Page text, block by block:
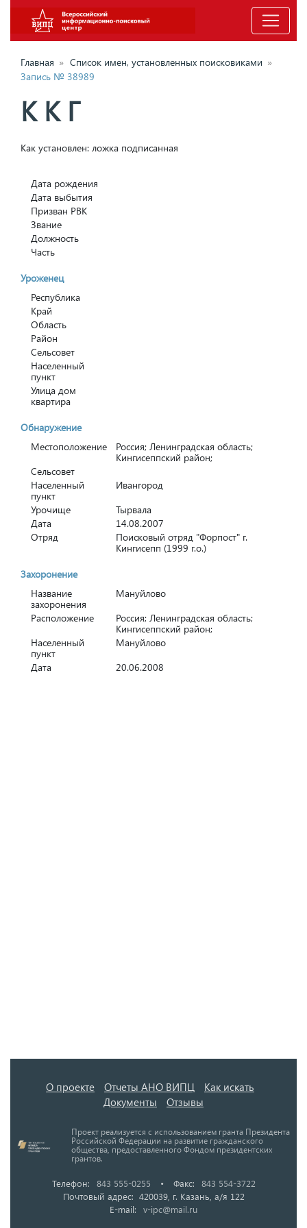
Главная » Список имен, установленных поисковиками »
Запись № 38989
К К Г
Как установлен: ложка подписанная
Дата рождения
Дата выбытия
Призван РВК
Звание
Должность
Часть
Уроженец
Республика
Край
Область
Район
Сельсовет
Населенный
пункт
Улица дом
квартира
Обнаружение
Местоположение
Россия; Ленинградская область;
Кингисеппский район;
Сельсовет
Населенный
пункт
Ивангород
Урочище
Тырвала
Дата
14.08.2007
Отряд
Поисковый отряд "Форпост" г.
Кингисепп (1999 г.о.)
Захоронение
Название
захоронения
Мануйлово
Расположение
Россия; Ленинградская область;
Кингисеппский район;
Населенный
пункт
Мануйлово
Дата
20.06.2008
О проекте Отчеты АНО ВИПЦ
Как искать
Документы
Отзывы
Проект реализуется с использованием гранта Президента
Российской Федерации на развитие гражданского
общества, предоставленного Фондом президентских
грантов.
Телефон: 843 555-0255 • Факс:
843 554-3722
Почтовый адрес: 420039, г. Казань, а/я 122
E-mail:
v-ipc@mail.ru